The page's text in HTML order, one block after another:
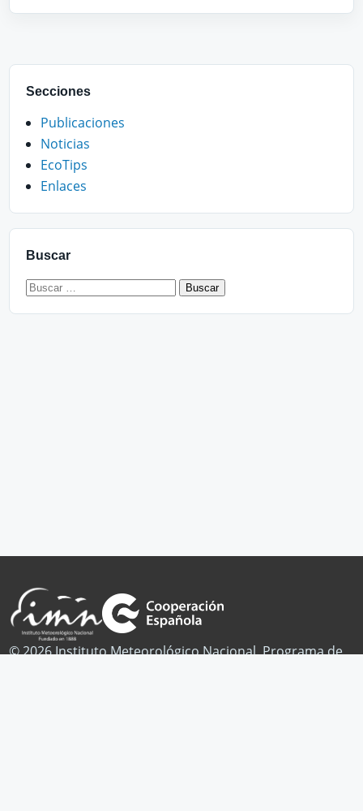
Secciones
Publicaciones
Noticias
EcoTips
Enlaces
Buscar
Buscar:
© 2026 Instituto Meteorológico Nacional. Programa de